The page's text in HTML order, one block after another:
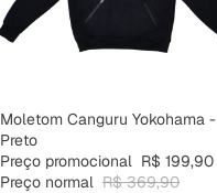
PROMOÇÃO
Moletom Canguru Yokohama -
Preto
Preço promocional R$ 199,90
Preço normal R$ 369,90